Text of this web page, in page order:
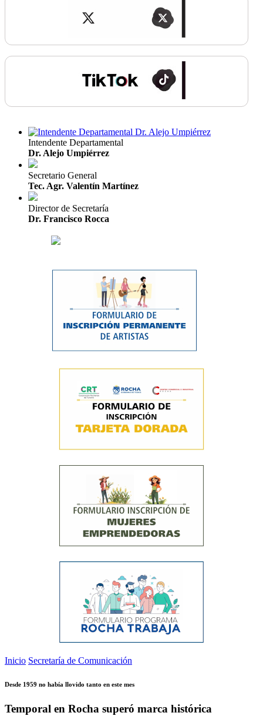
Intendente Departamental
Dr. Alejo Umpiérrez
Secretario General
Tec. Agr. Valentín Martínez
Director de Secretaría
Dr. Francisco Rocca
Inicio Secretaría de Comunicación
Desde 1959 no había llovido tanto en este mes
Temporal en Rocha superó marca histórica